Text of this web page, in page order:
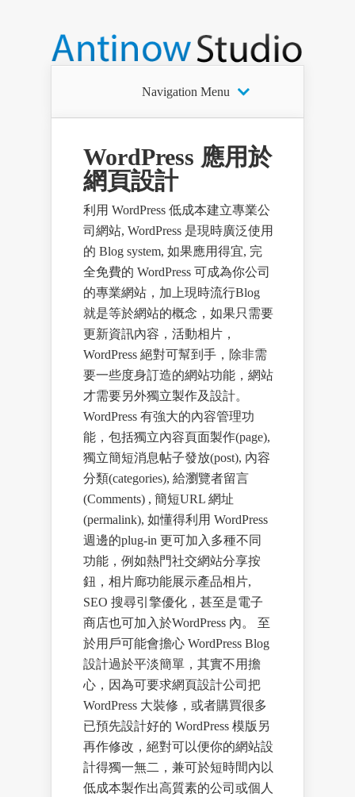
Navigation Menu
WordPress 應用於
網頁設計
利用 WordPress 低成本建立專業公
司網站, WordPress 是現時廣泛使用
的 Blog system, 如果應用得宜, 完
全免費的 WordPress 可成為你公司
的專業網站，加上現時流行Blog
就是等於網站的概念，如果只需要
更新資訊內容，活動相片，
WordPress 絕對可幫到手，除非需
要一些度身訂造的網站功能，網站
才需要另外獨立製作及設計。
WordPress 有強大的內容管理功
能，包括獨立內容頁面製作(page),
獨立簡短消息帖子發放(post), 內容
分類(categories), 給瀏覽者留言
(Comments) , 簡短URL 網址
(permalink), 如懂得利用 WordPress
週邊的plug-in 更可加入多種不同
功能，例如熱門社交網站分享按
鈕，相片廊功能展示產品相片,
SEO 搜尋引擎優化，甚至是電子
商店也可加入於WordPress 內。 至
於用戶可能會擔心 WordPress Blog
設計過於平淡簡單，其實不用擔
心，因為可要求網頁設計公司把
WordPress 大裝修，或者購買很多
已預先設計好的 WordPress 模版另
再作修改，絕對可以便你的網站設
計得獨一無二，兼可於短時間內以
低成本製作出高質素的公司或個人